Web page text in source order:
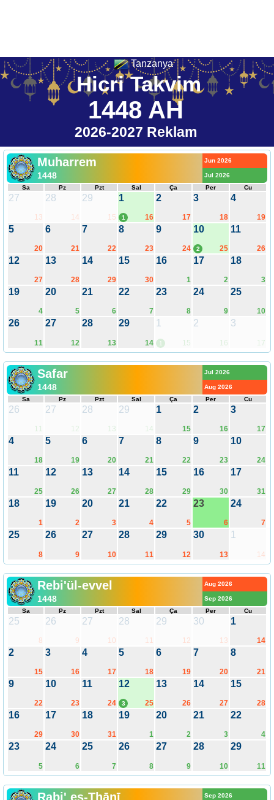
Tanzanya
Hicri Takvim
1448 AH
2026-2027 Reklam
Muharrem
1448
Jun 2026
Jul 2026
Sa
Pz Pzt Sal Ça Per Cu
27
13
28
14
29
15
1
16
1
2
17
3
18
4
19
5
20
6
21
7
22
8
23
9
24
10
25
2
11
26
12
27
13
28
14
29
15
30
16
1
17
2
18
3
19
4
20
5
21
6
22
7
23
8
24
9
25
10
26
11
27
12
28
13
29
14
1
15
1
2
16
3
17
Safar
1448
Jul 2026
Aug 2026
Sa
Pz Pzt Sal Ça Per Cu
26
11
27
12
28
13
29
14
1
15
2
16
3
17
4
18
5
19
6
20
7
21
8
22
9
23
10
24
11
25
12
26
13
27
14
28
15
29
16
30
17
31
18
1
19
2
20
3
21
4
22
5
23
6
24
7
25
8
26
9
27
10
28
11
29
12
30
13
1
14
Rebi'ül-evvel
1448
Aug 2026
Sep 2026
Sa
Pz Pzt Sal Ça Per Cu
25
8
26
9
27
10
28
11
29
12
30
13
1
14
2
15
3
16
4
17
5
18
6
19
7
20
8
21
9
22
10
23
11
24
12
25
3
13
26
14
27
15
28
16
29
17
30
18
31
19
1
20
2
21
3
22
4
23
5
24
6
25
7
26
8
27
9
28
10
29
11
Rabi' es-Thānī Sep 2026